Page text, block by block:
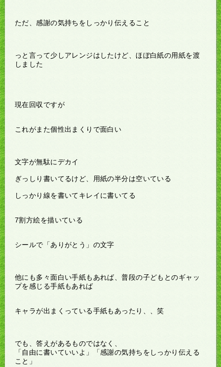
ただ、感謝の気持ちをしっかり伝えること
っと言って少しアレンジはしたけど、ほぼ白紙の用紙を渡
しました
現在回収ですが
これがまた個性出まくりで面白い
文字が無駄にデカイ
ぎっしり書いてるけど、用紙の半分は空いている
しっかり線を書いてキレイに書いてる
7割方絵を描いている
シールで「ありがとう」の文字
他にも多々面白い手紙もあれば、普段の子どもとのギャッ
プを感じる手紙もあれば
キャラが出まくっている手紙もあったり、、笑
でも、答えがあるものではなく、
「自由に書いていいよ」「感謝の気持ちをしっかり伝える
こと」